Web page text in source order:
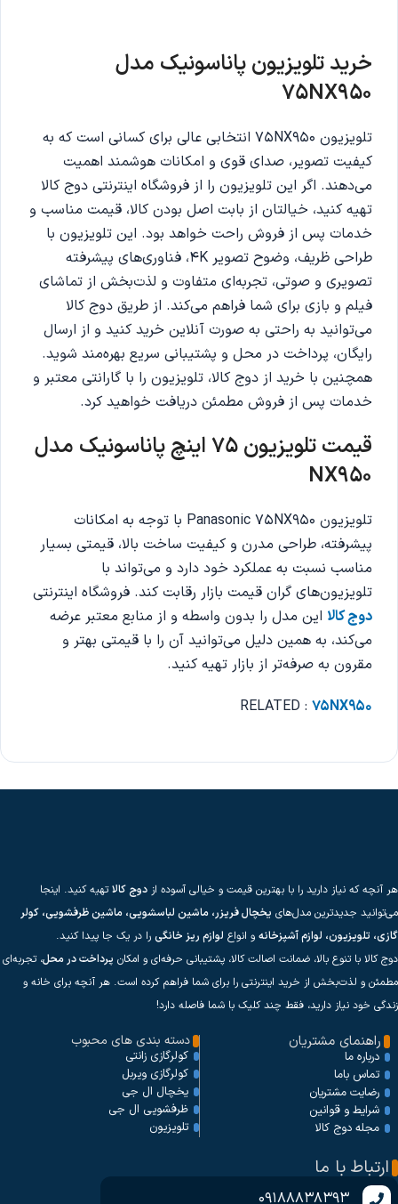
خرید تلویزیونپاناسونیک مدل
75NX950
تلویزیون 75NX950 انتخابی عالی برای کسانی است که به
کیفیت تصویر، صدای قوی و امکانات هوشمند اهمیت
می‌دهند. اگر این تلویزیون را از فروشگاه اینترنتی دوج کالا
تهیه کنید، خیالتان از بابت اصل بودن کالا، قیمت مناسب و
خدمات پس از فروش راحت خواهد بود. این تلویزیون با
طراحی ظریف، وضوح تصویر 4K، فناوری‌های پیشرفته
تصویری و صوتی، تجربه‌ای متفاوت و لذت‌بخش از تماشای
فیلم و بازی برای شما فراهم می‌کند. از طریق دوج کالا
می‌توانید به راحتی به صورت آنلاین خرید کنید و از ارسال
رایگان، پرداخت در محل و پشتیبانی سریع بهره‌مند شوید.
همچنین با خرید از دوج کالا، تلویزیون را با گارانتی معتبر و
خدمات پس از فروش مطمئن دریافت خواهید کرد.
قیمت تلویزیون75اینچ پاناسونیک مدل
NX950
تلویزیون Panasonic 75NX950 با توجه به امکانات
پیشرفته، طراحی مدرن و کیفیت ساخت بالا، قیمتی بسیار
مناسب نسبت به عملکرد خود دارد و می‌تواند با
تلویزیون‌های گران قیمت بازار رقابت کند. فروشگاه اینترنتی
دوج کالا این مدل را بدون واسطه و از منابع معتبر عرضه
می‌کند، به همین دلیل می‌توانید آن را با قیمتی بهتر و
مقرون به صرفه‌تر از بازار تهیه کنید.
RELATED : 75NX950
هر آنچه که نیاز دارید را با بهترین قیمت و خیالی آسوده از دوج کالاتهیه کنید. اینجا
می‌توانید جدیدترین مدل‌های یخچال فریزر، ماشین لباسشویی، ماشین ظرفشویی، کولر
گازی، تلویزیون، لوازم آشپزخانه و انواع لوازم ریز خانگی را در یک جا پیدا کنید.
دوج کالا با تنوع بالا، ضمانت اصالت کالا، پشتیبانی حرفه‌ای و امکان پرداخت در محل، تجربه‌ای
مطمئن و لذت‌بخش از خرید اینترنتی را برای شما فراهم کرده است. هر آنچه برای خانه و
زندگی خود نیاز دارید، فقط چند کلیک با شما فاصله دارد!
راهنمای مشتریان
درباره ما
تماس باما
رضایت مشتریان
شرایط و قوانین
مجله دوج کالا
دسته بندی های محبوب
کولرگازی زانتی
کولرگازی ویربل
یخچال ال جی
ظرفشویی ال جی
تلویزیون
ارتباط با ما
09188838393